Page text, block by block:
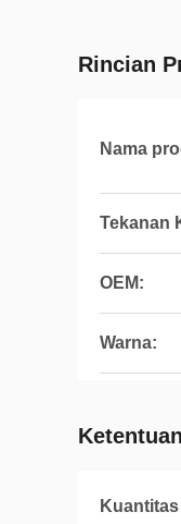
Rincian
Nama
Tekanan
OEM:
Warna: